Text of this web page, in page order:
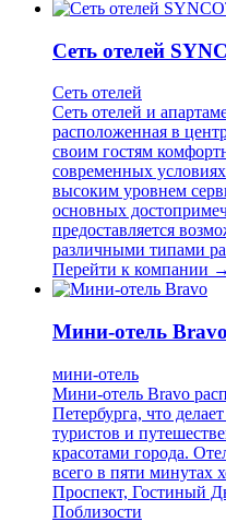
Сеть отелей
Сеть отелей
Сеть отелей и
расположенная в
своим гостям
современных
высоким уровнем
основных
предоставляется
различными типами
Перейти к компании →
Мини-отель Bravo
мини-отель
Мини-отель Bravo
Петербурга, что
туристов и
красотами города.
всего в пяти минутах
Проспект, Гостиный
Поблизости